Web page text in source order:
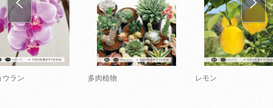
ウラン 多肉植物 レモン